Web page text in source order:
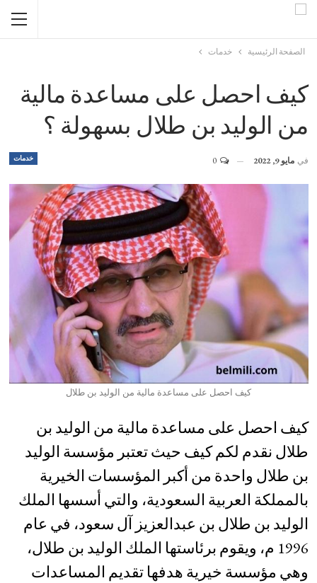
الصفحة الرئيسية خدمات
كيف احصل على مساعدة مالية
من الوليد بن طلال بسهولة ؟
خدمات في مايو 9, 2022 0
كيف احصل على مساعدة مالية من الوليد بن طلال
كيف احصل على مساعدة مالية من الوليد بن
طلال نقدم لكم كيف حيث تعتبر مؤسسة الوليد
بن طلال واحدة من أكبر المؤسسات الخيرية
بالمملكة العربية السعودية، والتي أسسها الملك
الوليد بن طلال بن عبدالعزيز آل سعود، في عام
1996 م، ويقوم برئاستها الملك الوليد بن طلال،
وهي مؤسسة خيرية هدفها تقديم المساعدات